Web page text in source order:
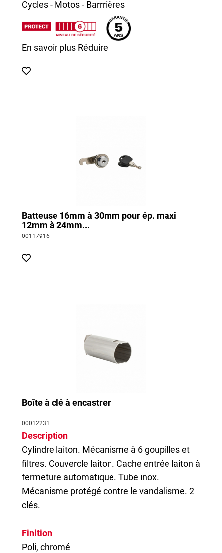
Cycles - Motos - Barrrières
En savoir plus Réduire
Batteuse 16mm à 30mm pour ép. maxi
12mm à 24mm...
00117916
Boîte à clé à encastrer
00012231
Description
Cylindre laiton. Mécanisme à 6 goupilles et
filtres. Couvercle laiton. Cache entrée laiton à
fermeture automatique. Tube inox.
Mécanisme protégé contre le vandalisme. 2
clés.
Finition
Poli, chromé